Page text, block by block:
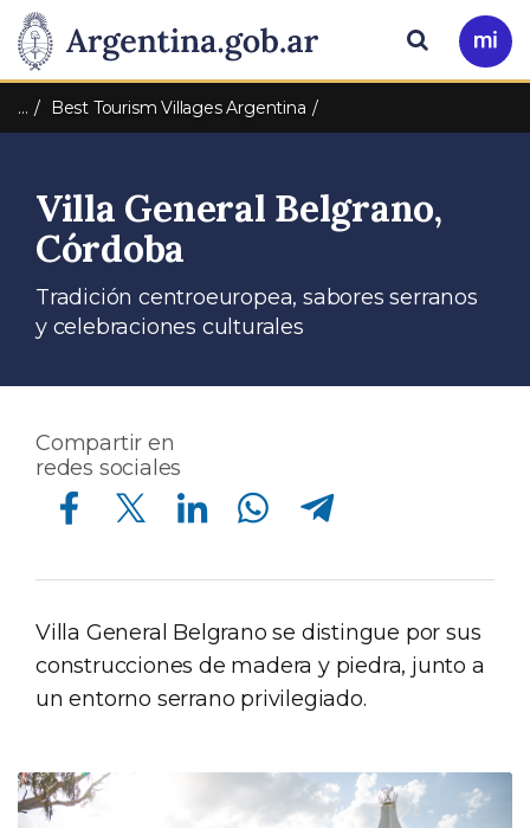
Presidencia
de
Nación
Pasar al contenido principal
Ir
a
Buscar
… Best Tourism Villages Argentina
Villa General Belgrano,
Córdoba
Tradición centroeuropea, sabores serranos
y celebraciones culturales
Compartir en
redes sociales
Compartir en Facebook Compartir en Twitter Compartir en Linkedin Compartir en Whatsapp Compartir en Telegram
Villa General Belgrano se distingue por sus
construcciones de madera y piedra, junto a
un entorno serrano privilegiado.